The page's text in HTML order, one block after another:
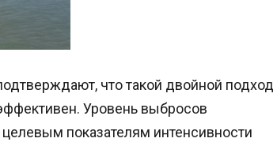
что такой двойной подход
Уровень выбросов
показателям интенсивности